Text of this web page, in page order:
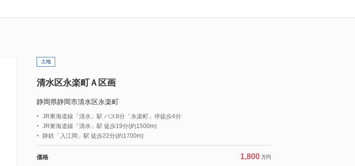
土地
清水区永楽町Ａ区画
静岡県静岡市清水区永楽町
JR東海道線「清水」駅 バス8分「永楽町」停徒歩4分
JR東海道線「清水」駅 徒歩19分(約1500m)
静鉄「入江岡」駅 徒歩22分(約1700m)
価格 1,800 万円